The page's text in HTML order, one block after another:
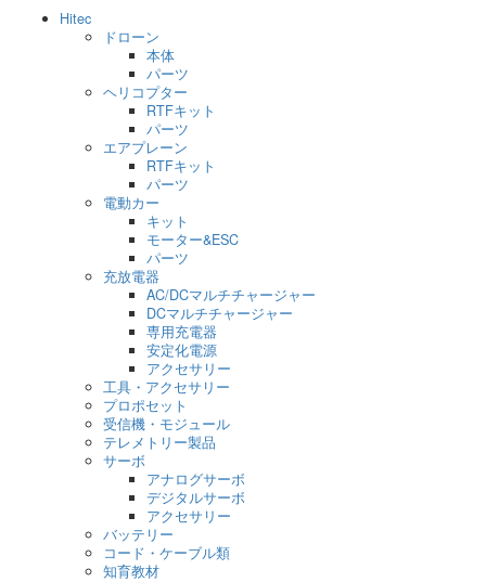
Hitec
ドローン
本体
パーツ
ヘリコプター
RTFキット
パーツ
エアプレーン
RTFキット
パーツ
電動カー
キット
モーター&ESC
パーツ
充放電器
AC/DCマルチチャージャー
DCマルチチャージャー
専用充電器
安定化電源
アクセサリー
工具・アクセサリー
プロポセット
受信機・モジュール
テレメトリー製品
サーボ
アナログサーボ
デジタルサーボ
アクセサリー
バッテリー
コード・ケーブル類
知育教材